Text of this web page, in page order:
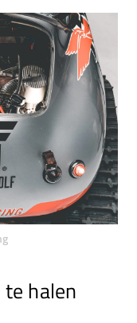
halen